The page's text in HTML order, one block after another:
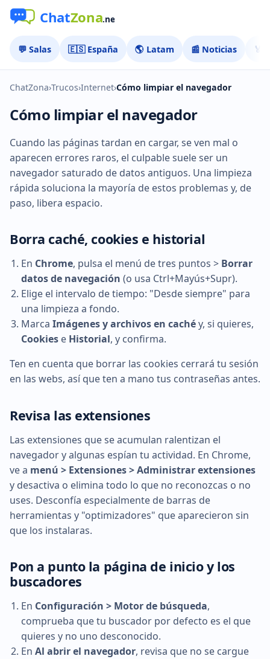
💬 Salas 🇪🇸 España 🌎 Latam 📰 Noticias 🏅
ChatZona›Trucos›Internet›Cómo limpiar el navegador
Cómo limpiar el navegador
Cuando las páginas tardan en cargar, se ven mal o
aparecen errores raros, el culpable suele ser un
navegador saturado de datos antiguos. Una limpieza
rápida soluciona la mayoría de estos problemas y, de
paso, libera espacio.
Borra caché, cookies e historial
En Chrome, pulsa el menú de tres puntos > Borrar
datos de navegación (o usa Ctrl+Mayús+Supr).
Elige el intervalo de tiempo: "Desde siempre" para
una limpieza a fondo.
MarcaImágenes y archivos en cachéy, si quieres,
Cookies e Historial, y confirma.
Ten en cuenta que borrar las cookies cerrará tu sesión
en las webs, así que ten a mano tus contraseñas antes.
Revisa las extensiones
Las extensiones que se acumulan ralentizan el
navegador y algunas espían tu actividad. En Chrome,
ve a menú > Extensiones > Administrar extensiones
y desactiva o elimina todo lo que no reconozcas o no
uses. Desconfía especialmente de barras de
herramientas y "optimizadores" que aparecieron sin
que los instalaras.
Pon a punto la página de inicio y los
buscadores
En Configuración > Motor de búsqueda,
comprueba que tu buscador por defecto es el que
quieres y no uno desconocido.
EnAl abrir el navegador, revisa que no se cargue